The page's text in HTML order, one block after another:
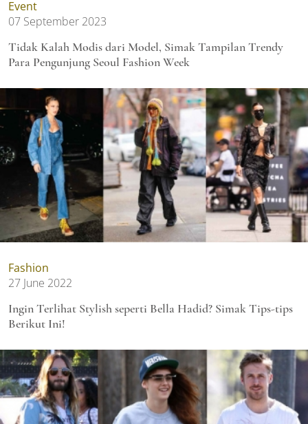
Event
07 September 2023
Tidak Kalah Modis dari Model, Simak Tampilan Trendy
Para Pengunjung Seoul Fashion Week
Fashion
27 June 2022
Ingin Terlihat Stylish seperti Bella Hadid? Simak Tips-tips
Berikut Ini!